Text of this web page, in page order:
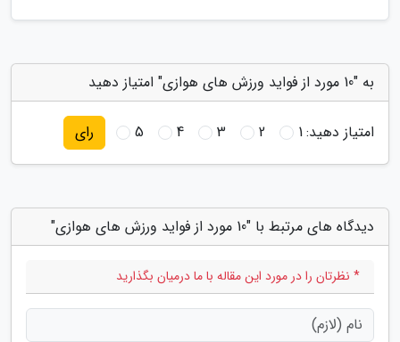
به "10 مورد از فواید ورزش های هوازی" امتیاز دهید
امتیاز دهید:1
2
3
4
5 رای
دیدگاه های مرتبط با "10 مورد از فواید ورزش های هوازی"
* نظرتان را در مورد این مقاله با ما درمیان بگذارید